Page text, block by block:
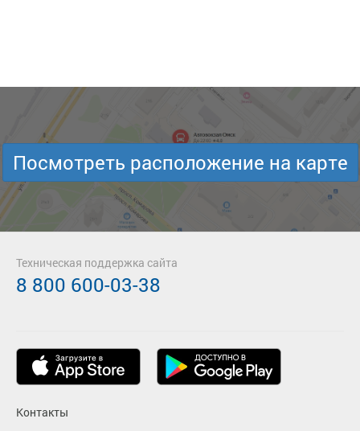
Посмотреть расположение на карте
Контакты
Техническая поддержка сайта
8 800 600-03-38